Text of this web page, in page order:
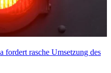
fordert rasche Umsetzung des